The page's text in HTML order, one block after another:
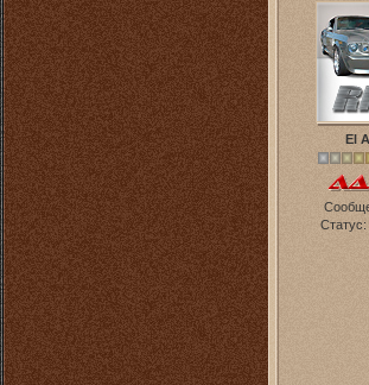
El
Статус: